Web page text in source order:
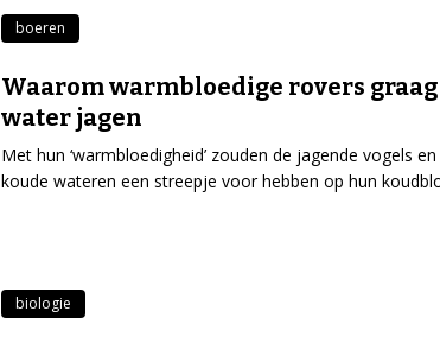
boeren
Waarom warmbloedige rovers
water jagen
Met hun ‘warmbloedigheid’ zouden de jagende vogels
koude wateren een streepje voor hebben op hun
biologie